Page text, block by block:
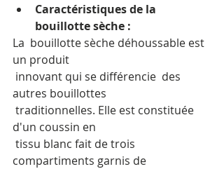
Caractéristiques de la
bouillotte sèche :
La  bouillotte sèche déhoussable est
un produit
autres bouillottes
d'un coussin en
compartiments garnis de